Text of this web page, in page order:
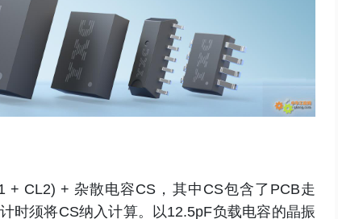
+ CL2) + 杂散电容CS，其中CS包含了PCB走
时须将CS纳入计算。以12.5pF负载电容的晶振